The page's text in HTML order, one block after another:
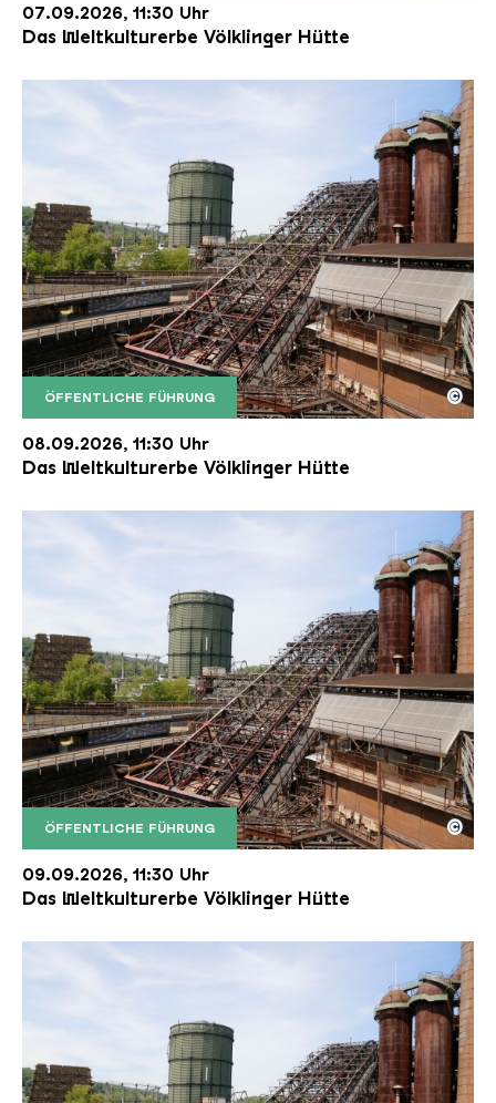
07.09.2026, 11:30 Uhr
Das Weltkulturerbe Völklinger Hütte
ÖFFENTLICHE FÜHRUNG
Der Erzschrägaufzug der Völklinger Hütte mit
Copyright: Weltkulturerbe Völklinger Hütte | Karl
©
08.09.2026, 11:30 Uhr
Das Weltkulturerbe Völklinger Hütte
ÖFFENTLICHE FÜHRUNG
Der Erzschrägaufzug der Völklinger Hütte mit
Copyright: Weltkulturerbe Völklinger Hütte | Karl
©
09.09.2026, 11:30 Uhr
Das Weltkulturerbe Völklinger Hütte